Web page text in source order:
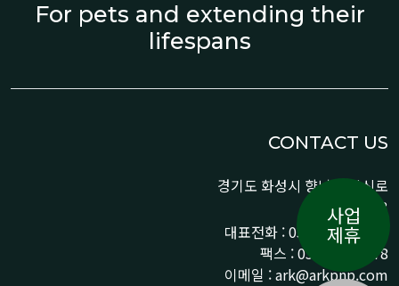
For pets and extending their
lifespans
CONTACT US
경기도 화성시 향남읍 상신로
290-13
대표전화 : 031-359-9776 /
팩스 : 031-359-9778
이메일 : ark@arkpnp.com
사업
제휴